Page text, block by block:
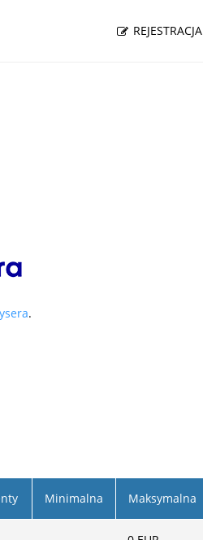
REJESTRACJA
.
Minimalna Maksymalna